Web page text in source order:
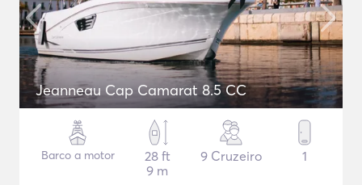
Jeanneau Cap Camarat 8.5 CC
Barco a motor
28 ft
9 m
9 Cruzeiro 1